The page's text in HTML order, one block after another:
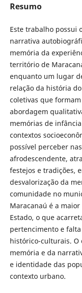
Resumo
Este trabalho possui
narrativa
memória da
território de
enquanto um lugar
relação da história
coletivas que
abordagem
memórias de
contextos
possível perceber
afrodescendente,
festejos e tradições,
desvalorização da
comunidade no
Maracanaú é a
Estado, o que
pertencimento e
histórico-culturais. O
memória e da
e identidade das
contexto urbano.